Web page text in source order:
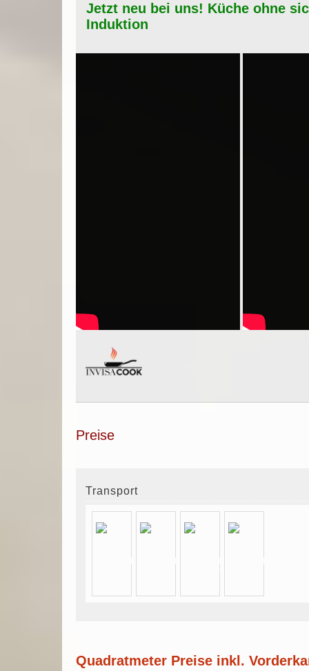
Jetzt neu bei uns! Küche ohne
Induktion
Preise
Transport
Quadratmeter Preise inkl.